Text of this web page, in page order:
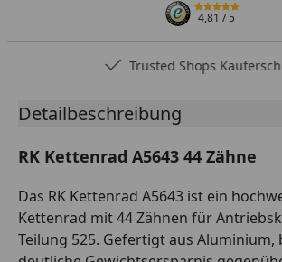
4,81/ 5
Trusted Shops
Detailbeschreibung
RK Kettenrad A5643 44 Zähne
Das RK Kettenrad A5643 ist ein
Kettenrad mit 44 Zähnen für
Teilung 525. Gefertigt aus Aluminium,